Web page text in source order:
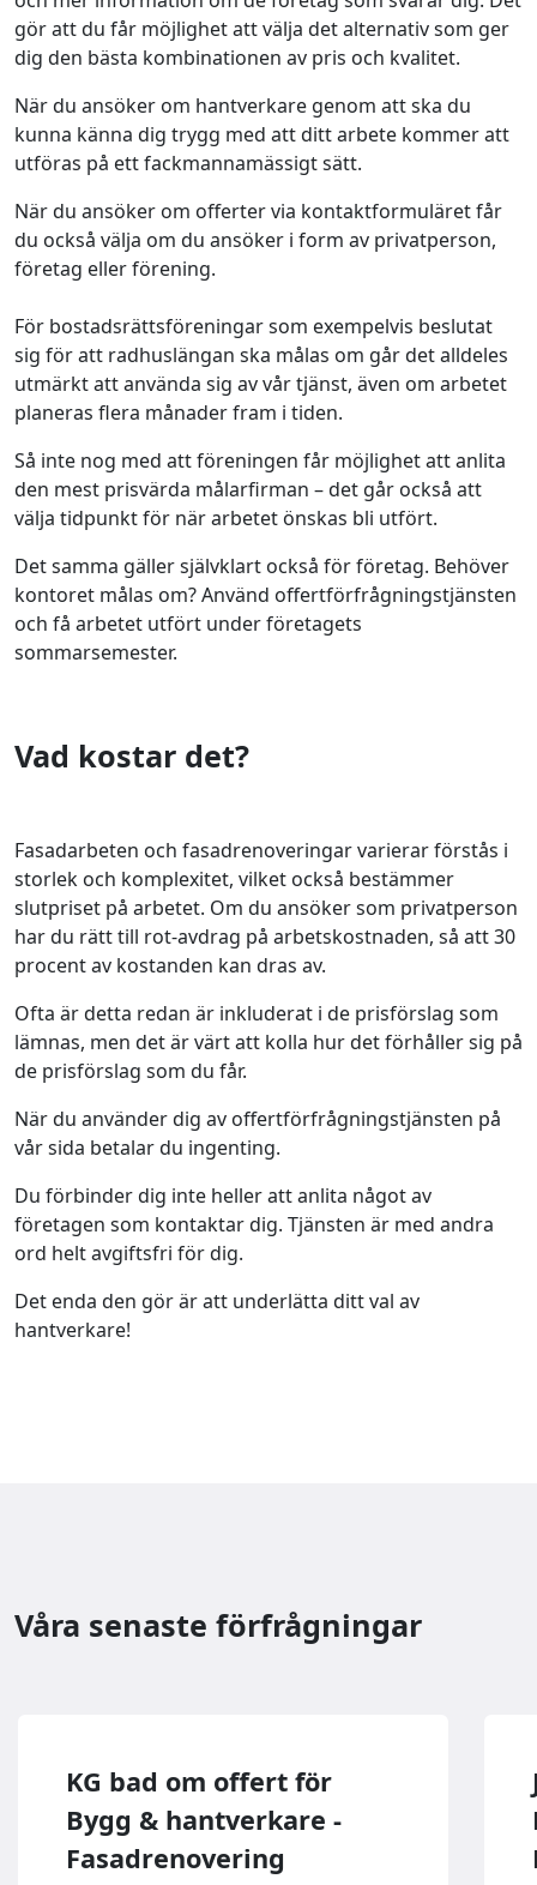
gör att du får möjlighet att välja det alternativ som ger
dig den bästa kombinationen av pris och kvalitet.
När du ansöker om hantverkare genom att ska du
kunna känna dig trygg med att ditt arbete kommer att
utföras på ett fackmannamässigt sätt.
När du ansöker om offerter via kontaktformuläret får
du också välja om du ansöker i form av privatperson,
företag eller förening.
För bostadsrättsföreningar som exempelvis beslutat
sig för att radhuslängan ska målas om går det alldeles
utmärkt att använda sig av vår tjänst, även om arbetet
planeras flera månader fram i tiden.
Så inte nog med att föreningen får möjlighet att anlita
den mest prisvärda målarfirman – det går också att
välja tidpunkt för när arbetet önskas bli utfört.
Det samma gäller självklart också för företag. Behöver
kontoret målas om? Använd offertförfrågningstjänsten
och få arbetet utfört under företagets
sommarsemester.
Vad kostar det?
Fasadarbeten och fasadrenoveringar varierar förstås i
storlek och komplexitet, vilket också bestämmer
slutpriset på arbetet. Om du ansöker som privatperson
har du rätt till rot-avdrag på arbetskostnaden, så att 30
procent av kostanden kan dras av.
Ofta är detta redan är inkluderat i de prisförslag som
lämnas, men det är värt att kolla hur det förhåller sig på
de prisförslag som du får.
När du använder dig av offertförfrågningstjänsten på
vår sida betalar du ingenting.
Du förbinder dig inte heller att anlita något av
företagen som kontaktar dig. Tjänsten är med andra
ord helt avgiftsfri för dig.
Det enda den gör är att underlätta ditt val av
hantverkare!
Våra senaste förfrågningar
KG bad om offert för
Bygg & hantverkare -
Fasadrenovering